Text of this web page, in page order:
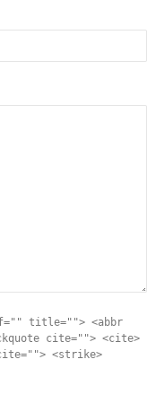
title=""> <abbr
cite=""> <cite>
<strike>